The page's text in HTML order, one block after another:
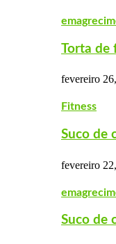
Torta de
fevereiro
Fitness
Suco de
fevereiro
Suco de